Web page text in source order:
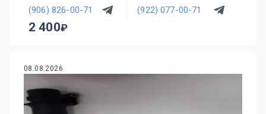
(906) 826-00-71 (922) 077-00-71
2 400
08.08.2026